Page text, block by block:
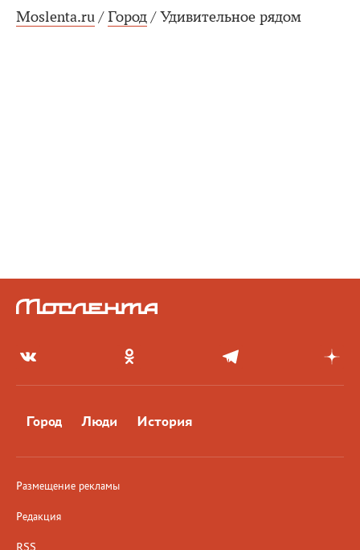
Moslenta.ru / Город / Удивительное рядом
Город Люди История
Размещение рекламы
Редакция
RSS